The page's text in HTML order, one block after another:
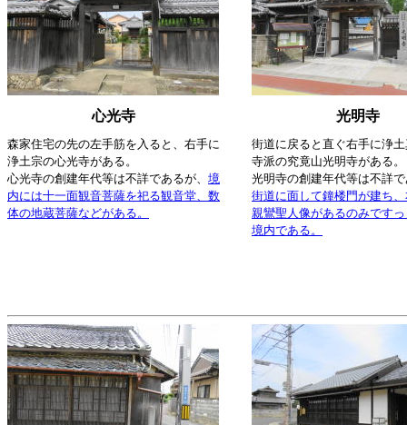
心光寺 光明寺
森家住宅の先の左手筋を入ると、右手に
浄土宗の心光寺がある。
心光寺の創建年代等は不詳であるが、 境
内には十一面観音菩薩を祀る観音堂、数
体の地蔵菩薩などがある。
街道に戻ると直ぐ右手に浄
寺派の究竟山光明寺がある。
光明寺の創建年代等は不詳
街道に面して鐘楼門が建ち
親鸞聖人像があるのみです
境内である。